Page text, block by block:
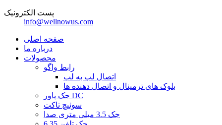
پست الکترونیک
info@wellnowus.com
صفحه اصلی
درباره ما
محصولات
رابط واگو
اتصال لب به لب
بلوک های ترمینال و اتصال دهنده ها
جک پاور DC
سوئیچ تاکت
جک 3.5 میلی متری صدا